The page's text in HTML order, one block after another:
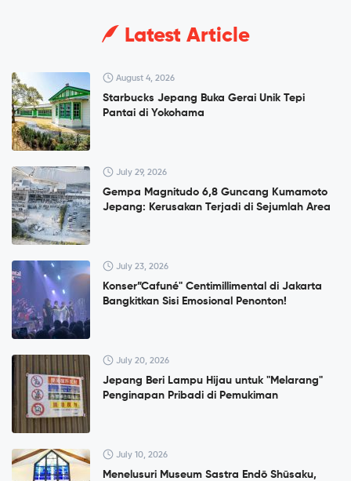
Latest Article
August 4, 2026
Starbucks Jepang Buka Gerai Unik Tepi
Pantai di Yokohama
July 29, 2026
Gempa Magnitudo 6,8 Guncang Kumamoto
Jepang: Kerusakan Terjadi di Sejumlah Area
July 23, 2026
Konser”Cafuné" Centimillimental di Jakarta
Bangkitkan Sisi Emosional Penonton!
July 20, 2026
Jepang Beri Lampu Hijau untuk "Melarang"
Penginapan Pribadi di Pemukiman
July 10, 2026
Menelusuri Museum Sastra Endō Shūsaku,